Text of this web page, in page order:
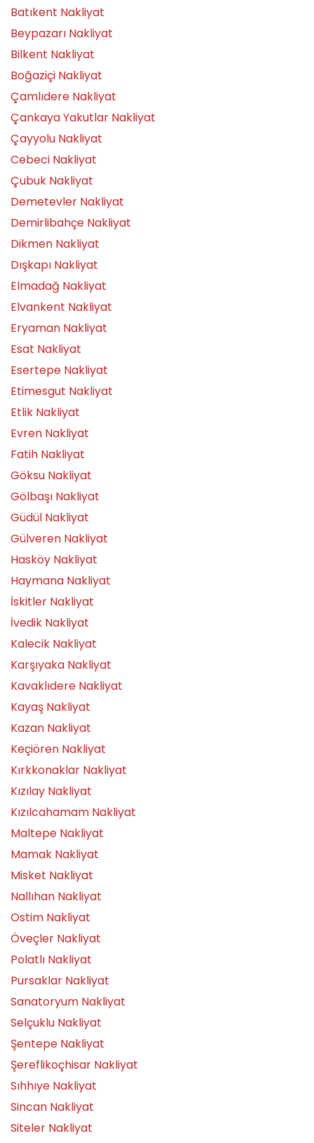
Batıkent Nakliyat
Beypazarı Nakliyat
Bilkent Nakliyat
Boğaziçi Nakliyat
Çamlıdere Nakliyat
Çankaya Yakutlar Nakliyat
Çayyolu Nakliyat
Cebeci Nakliyat
Çubuk Nakliyat
Demetevler Nakliyat
Demirlibahçe Nakliyat
Dikmen Nakliyat
Dışkapı Nakliyat
Elmadağ Nakliyat
Elvankent Nakliyat
Eryaman Nakliyat
Esat Nakliyat
Esertepe Nakliyat
Etimesgut Nakliyat
Etlik Nakliyat
Evren Nakliyat
Fatih Nakliyat
Göksu Nakliyat
Gölbaşı Nakliyat
Güdül Nakliyat
Gülveren Nakliyat
Hasköy Nakliyat
Haymana Nakliyat
İskitler Nakliyat
İvedik Nakliyat
Kalecik Nakliyat
Karşıyaka Nakliyat
Kavaklıdere Nakliyat
Kayaş Nakliyat
Kazan Nakliyat
Keçiören Nakliyat
Kırkkonaklar Nakliyat
Kızılay Nakliyat
Kızılcahamam Nakliyat
Maltepe Nakliyat
Mamak Nakliyat
Misket Nakliyat
Nallıhan Nakliyat
Ostim Nakliyat
Öveçler Nakliyat
Polatlı Nakliyat
Pursaklar Nakliyat
Sanatoryum Nakliyat
Selçuklu Nakliyat
Şentepe Nakliyat
Şereflikoçhisar Nakliyat
Sıhhıye Nakliyat
Sincan Nakliyat
Siteler Nakliyat